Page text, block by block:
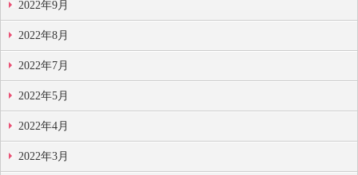
2022年9月
2022年8月
2022年7月
2022年5月
2022年4月
2022年3月